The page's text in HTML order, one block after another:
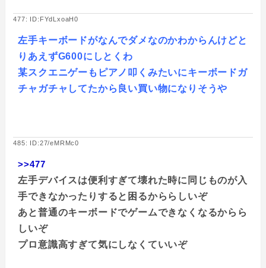
477: ID:FYdLxoaH0
左手キーボードがなんでダメなのかわからんけどと
りあえずG600にしとくわ
某スクエニゲーもピアノ叩くみたいにキーボードガ
チャガチャしてたから良い買い物になりそうや
485: ID:27/eMRMc0
>>477
左手デバイスは便利すぎて壊れた時に同じものが入
手できなかったりすると困るかららしいぞ
あと普通のキーボードでゲームできなくなるからら
しいぞ
プロ意識高すぎて気にしなくていいぞ